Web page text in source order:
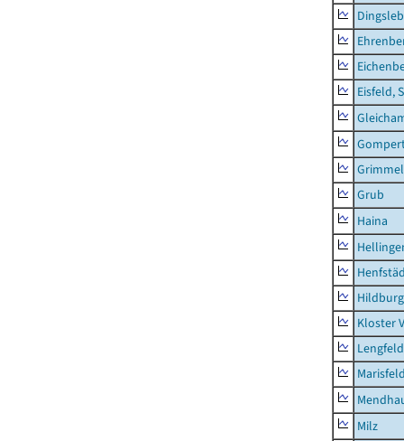
Eisfeld,
Grub
Haina
Kloster
Lengfeld
Milz